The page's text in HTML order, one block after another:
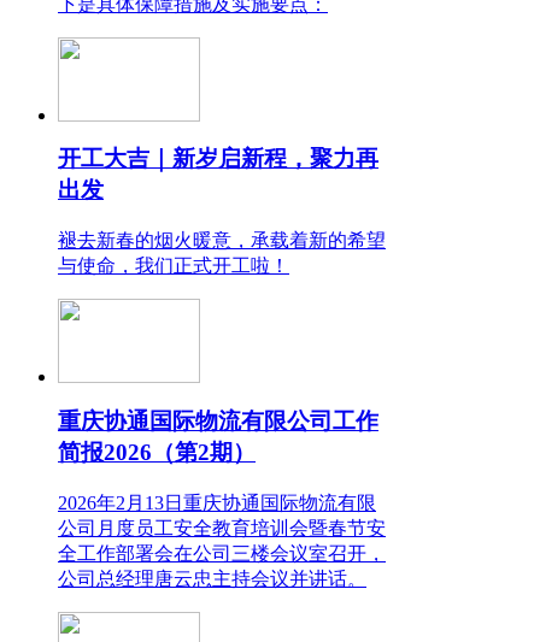
开工大吉｜新岁启新程，聚力再
出发
褪去新春的烟火暖意，承载着新的希望
与使命，我们正式开工啦！
重庆协通国际物流有限公司工作
简报2026（第2期）
2026年2月13日重庆协通国际物流有限
公司月度员工安全教育培训会暨春节安
全工作部署会在公司三楼会议室召开，
公司总经理唐云忠主持会议并讲话。